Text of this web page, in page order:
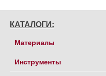
КАТАЛОГИ:
Материалы
Инструменты